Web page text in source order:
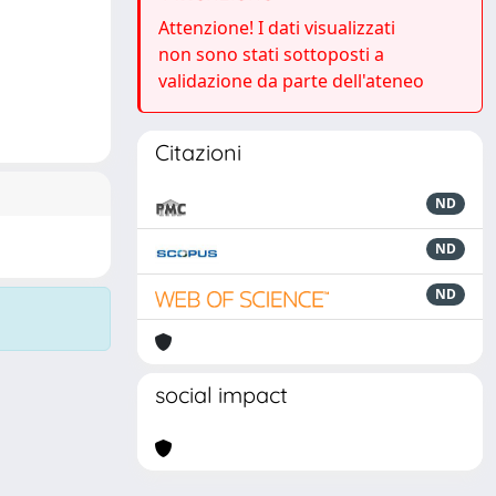
Attenzione! I dati visualizzati
non sono stati sottoposti a
validazione da parte dell'ateneo
Citazioni
ND
ND
ND
social impact